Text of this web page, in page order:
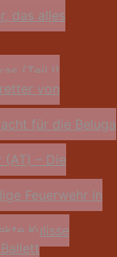
das alles
(Teil I)
von
für die Beluga
(AT) – Die
Feuerwehr in
Kulisse